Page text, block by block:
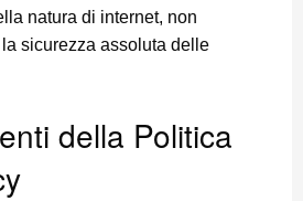
natura di internet, non
sicurezza assoluta delle
della Politica